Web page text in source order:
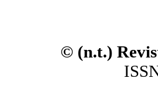
© (n.t.)